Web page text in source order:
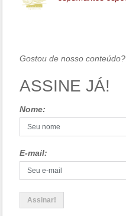
Gostou de nosso conteúdo?
ASSINE JÁ!
Nome:
E-mail: